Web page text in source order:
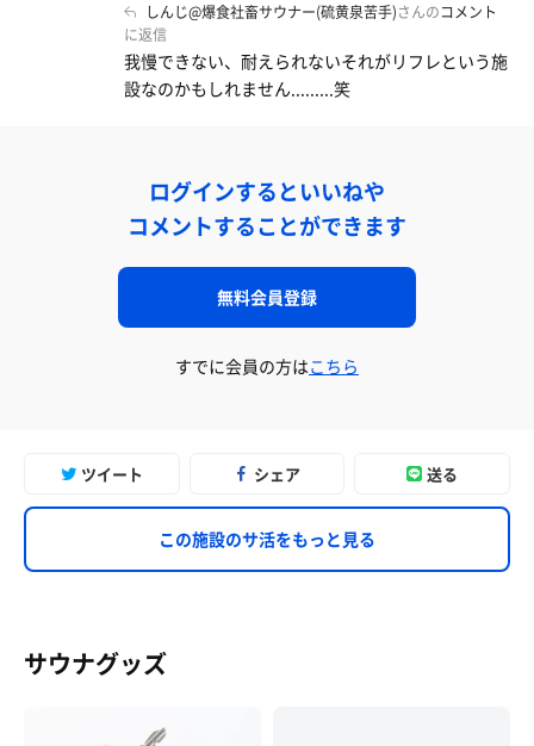
しんじ@爆食社畜サウナー(硫黄泉苦手)さんのコメント
に返信
我慢できない、耐えられないそれがリフレという施
設なのかもしれません.........笑
ログインするといいねや
コメントすることができます
無料会員登録
すでに会員の方はこちら
ツイート シェア 送る
この施設のサ活をもっと見る
サウナグッズ